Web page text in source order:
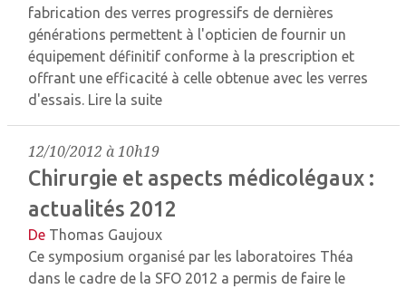
fabrication des verres progressifs de dernières
générations permettent à l'opticien de fournir un
équipement définitif conforme à la prescription et
offrant une efficacité à celle obtenue avec les verres
d'essais. Lire la suite
12/10/2012 à 10h19
Chirurgie et aspects médicolégaux :
actualités 2012
De Thomas Gaujoux
Ce symposium organisé par les laboratoires Théa
dans le cadre de la SFO 2012 a permis de faire le